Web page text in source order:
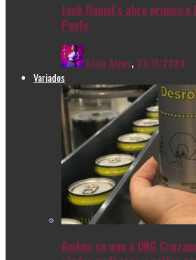
Jack Daniel’s abre primeira
Paulo
Livia Alves, 27/11/2024
Variados
Ambev se une à ONG